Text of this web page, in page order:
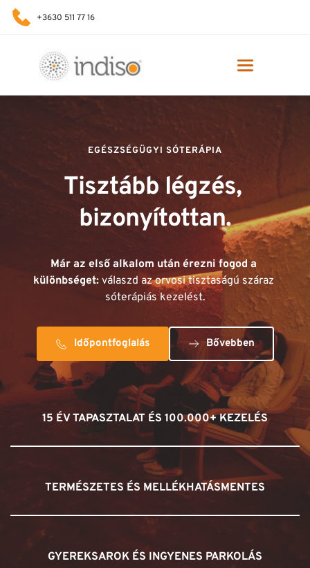
+3630 511 77 16
EGÉSZSÉGÜGYI SÓTERÁPIA
Tisztább légzés,
bizonyítottan.
Már az első alkalom után érezni fogod a
különbséget: válaszd az orvosi tisztaságú száraz
sóterápiás kezelést.
Időpontfoglalás Bővebben
15 ÉV TAPASZTALAT ÉS 100.000+ KEZELÉS
TERMÉSZETES ÉS MELLÉKHATÁSMENTES
GYEREKSAROK ÉS INGYENES PARKOLÁS